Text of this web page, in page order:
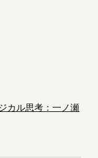
カル思考：一ノ瀬